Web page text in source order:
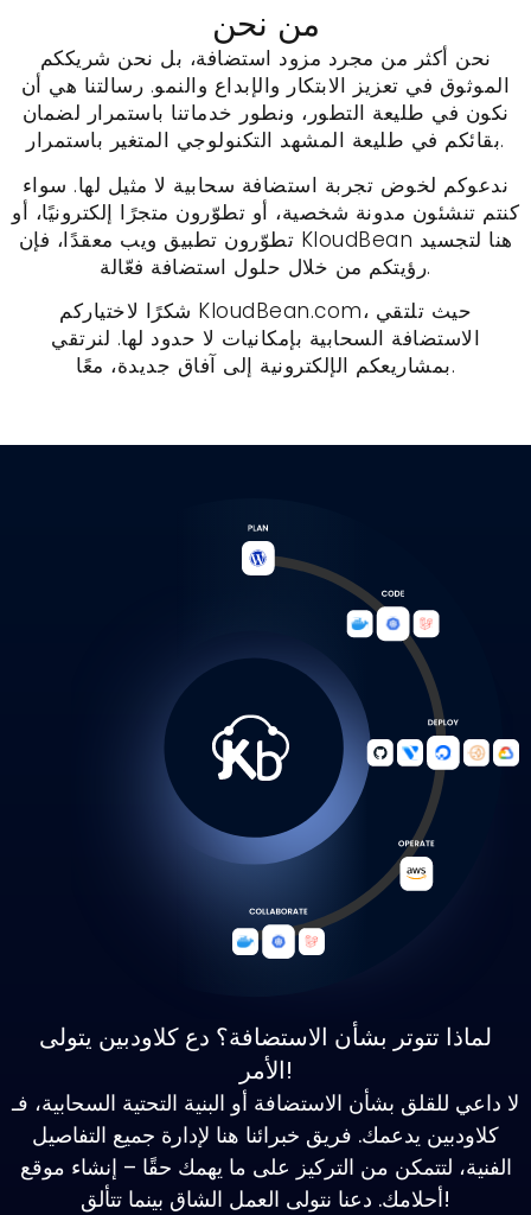
من نحن
نحن أكثر من مجرد مزود استضافة، بل نحن شريككم
الموثوق في تعزيز الابتكار والإبداع والنمو. رسالتنا هي أن
نكون في طليعة التطور، ونطور خدماتنا باستمرار لضمان
بقائكم في طليعة المشهد التكنولوجي المتغير باستمرار.
ندعوكم لخوض تجربة استضافة سحابية لا مثيل لها. سواء
كنتم تنشئون مدونة شخصية، أو تطوّرون متجرًا إلكترونيًا، أو
تطوّرون تطبيق ويب معقدًا، فإن KloudBean هنا لتجسيد
رؤيتكم من خلال حلول استضافة فعّالة.
شكرًا لاختياركم KloudBean.com، حيث تلتقي
الاستضافة السحابية بإمكانيات لا حدود لها. لنرتقي
بمشاريعكم الإلكترونية إلى آفاق جديدة، معًا.
لماذا تتوتر بشأن الاستضافة؟ دع كلاودبين يتولى
الأمر!
لا داعي للقلق بشأن الاستضافة أو البنية التحتية السحابية، فـ
كلاودبين يدعمك. فريق خبرائنا هنا لإدارة جميع التفاصيل
الفنية، لتتمكن من التركيز على ما يهمك حقًا – إنشاء موقع
أحلامك. دعنا نتولى العمل الشاق بينما تتألق!